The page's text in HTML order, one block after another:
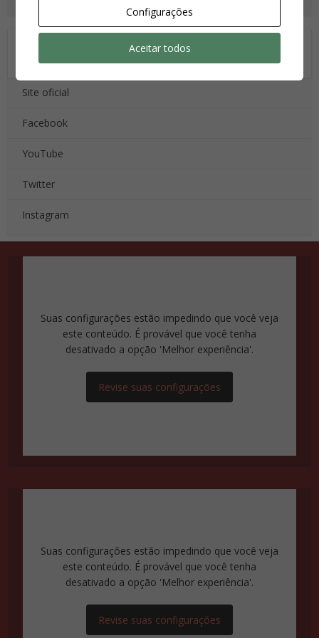
CANAIS OFICIAIS DE TOMB RAIDER E LARA
CROFT
Site oficial
Facebook
YouTube
Twitter
Instagram
Suas configurações estão impedindo que você veja
este conteúdo. É provável que você tenha
desativado a opção 'Melhor experiência'.
Revise suas configurações
Suas configurações estão impedindo que você veja
este conteúdo. É provável que você tenha
desativado a opção 'Melhor experiência'.
Revise suas configurações
Configurações
Aceitar todos